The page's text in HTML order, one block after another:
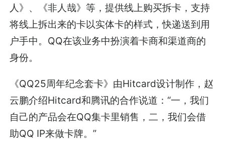
人》、《非人哉》等，提供线上购买拆卡，支持
将线上拆出来的卡以实体卡的样式，快递送到用
户手中。QQ在该业务中扮演着卡商和渠道商的
身份。
《QQ25周年纪念套卡》由Hitcard设计制作，赵
云鹏介绍Hitcard和腾讯的合作说道：“一，我们
自己的产品会在QQ集卡里销售，二，我们会借
助QQ IP来做卡牌。”